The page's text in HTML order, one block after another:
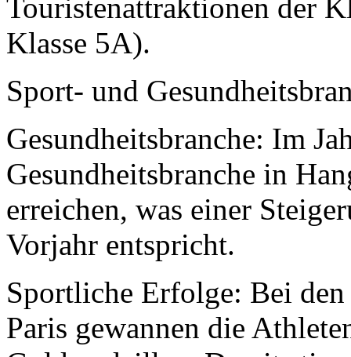
Touristenattraktionen der
Klasse 5A).
Sport- und
Gesundheitsbranche: Im
Gesundheitsbranche in
erreichen, was einer
Vorjahr entspricht.
Sportliche Erfolge: Bei
Paris gewannen die